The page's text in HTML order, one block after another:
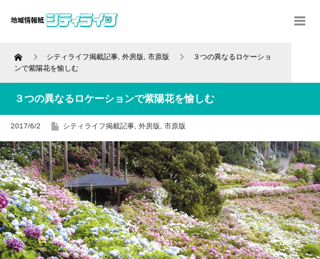
Home シティライフ掲載記事 外房版 市原版
３つの異なるロケーショ
ンで紫陽花を愉しむ
３つの異なるロケーションで紫陽花を愉しむ
2017/6/2 シティライフ掲載記事 外房版 市原版